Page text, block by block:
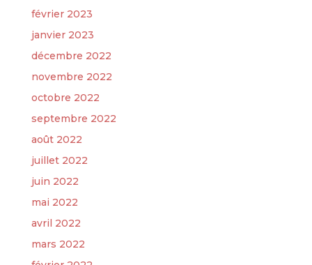
février 2023
janvier 2023
décembre 2022
novembre 2022
octobre 2022
septembre 2022
août 2022
juillet 2022
juin 2022
mai 2022
avril 2022
mars 2022